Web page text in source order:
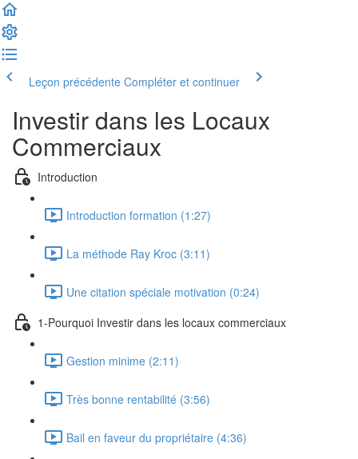
Leçon précédente Compléter et continuer
Investir dans les Locaux
Commerciaux
Introduction
Introduction formation (1:27)
La méthode Ray Kroc (3:11)
Une citation spéciale motivation (0:24)
1-Pourquoi Investir dans les locaux commerciaux
Gestion minime (2:11)
Très bonne rentabilité (3:56)
Bail en faveur du propriétaire (4:36)